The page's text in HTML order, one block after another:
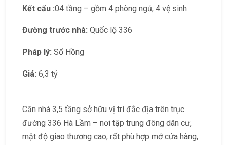
Kết cấu :04 tầng – gồm 4 phòng ngủ, 4 vệ sinh
Đường trước nhà: Quốc lộ 336
Pháp lý: Sổ Hồng
Giá: 6,3 tỷ
Căn nhà 3,5 tầng sở hữu vị trí đắc địa trên trục
đường 336 Hà Lầm – nơi tập trung đông dân cư,
mật độ giao thương cao, rất phù hợp mở cửa hàng,